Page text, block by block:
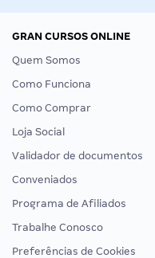
GRAN CURSOS ONLINE
Quem Somos
Como Funciona
Como Comprar
Loja Social
Validador de documentos
Conveniados
Programa de Afiliados
Trabalhe Conosco
Preferências de Cookies